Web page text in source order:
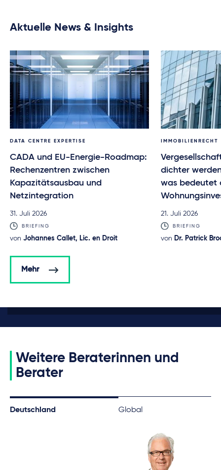
Aktuelle News & Insights
DATA CENTRE EXPERTISE
CADA und EU-Energie-Roadmap:
Rechenzentren zwischen
Kapazitätsausbau und
Netzintegration
31. Juli 2026
BRIEFING
von Johannes Callet, Lic. en Droit
IMMOBILIENRECHT
dichter
was bedeutet
21. Juli 2026
BRIEFING
von Dr. Patrick
Mehr
Weitere Beraterinnen und
Berater
Deutschland Global